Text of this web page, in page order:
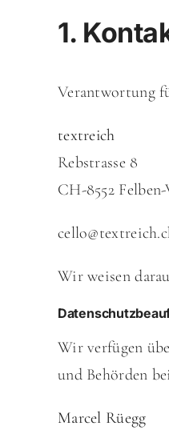
1.
Verantwortung
textreich
Rebstrasse 8
CH-8552
Wir weisen
Wir verfügen
und Behörden
Marcel Rüegg